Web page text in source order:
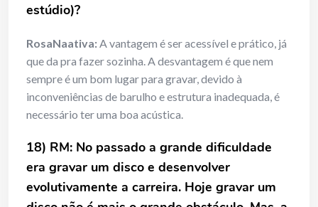
estúdio)?
RosaNaativa:A vantagem é ser acessível e prático, já
que da pra fazer sozinha. A desvantagem é que nem
sempre é um bom lugar para gravar, devido à
inconveniências de barulho e estrutura inadequada, é
necessário ter uma boa acústica.
18) RM: No passado a grande dificuldade
era gravar um disco e desenvolver
evolutivamente a carreira. Hoje gravar um